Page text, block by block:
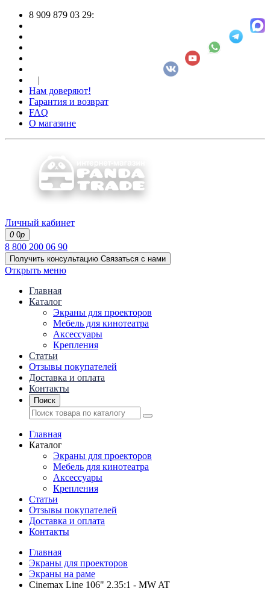
8 909 879 03 29:
|
Нам доверяют!
Гарантия и возврат
FAQ
О магазине
Личный кабинет
0 0р
8 800 200 06 90
Получить консультацию Связаться с нами
Открыть меню
Главная
Каталог
Экраны для проекторов
Mебель для кинотеатра
Аксессуары
Крепления
Статьи
Отзывы покупателей
Доставка и оплата
Контакты
Поиск
Главная
Каталог
Экраны для проекторов
Mебель для кинотеатра
Аксессуары
Крепления
Статьи
Отзывы покупателей
Доставка и оплата
Контакты
Главная
Экраны для проекторов
Экраны на раме
Cinemax Line 106" 2.35:1 - MW AT